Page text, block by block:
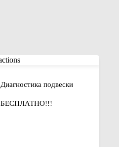
Диагностика подвески
БЕСПЛАТНО!!!